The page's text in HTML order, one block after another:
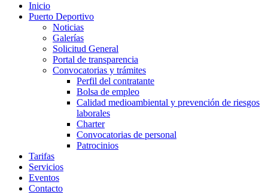
Inicio
Puerto Deportivo
Noticias
Galerías
Solicitud General
Portal de transparencia
Convocatorias y trámites
Perfil del contratante
Bolsa de empleo
Calidad medioambiental y prevención de riesgos
laborales
Charter
Convocatorias de personal
Patrocinios
Tarifas
Servicios
Eventos
Contacto